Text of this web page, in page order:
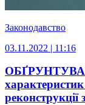
Законодавство
03.11.2022 | 11:16
характеристик
реконструкції